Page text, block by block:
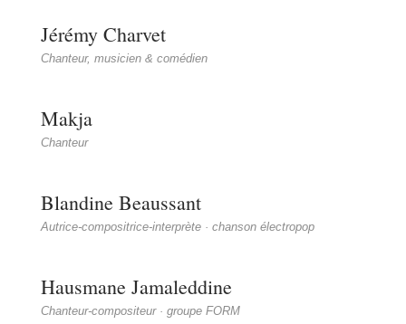
Jérémy Charvet
Chanteur, musicien & comédien
Makja
Chanteur
Blandine Beaussant
Autrice-compositrice-interprète · chanson électropop
Hausmane Jamaleddine
Chanteur-compositeur · groupe FORM